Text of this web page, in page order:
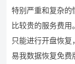
特别严重和复杂的
比较贵的服务费用
只能进行开盘恢
易我数据恢复免费